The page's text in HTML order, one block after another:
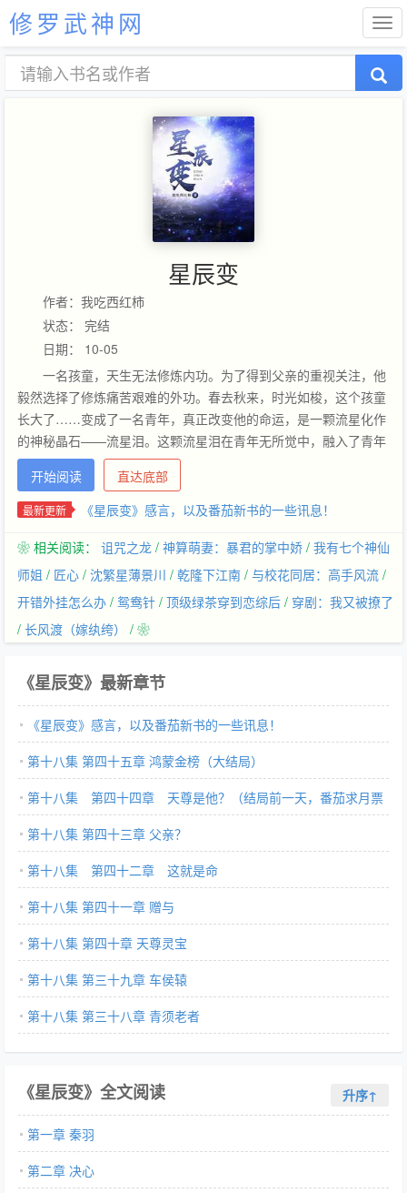
修罗武神网
星辰变
作者：我吃西红柿
状态： 完结
日期： 10-05
一名孩童，天生无法修炼内功。为了得到父亲的重视关注，他
毅然选择了修炼痛苦艰难的外功。春去秋来，时光如梭，这个孩童
长大了……变成了一名青年，真正改变他的命运，是一颗流星化作
的神秘晶石——流星泪。这颗流星泪在青年无所觉中，融入了青年
的体内，青年他也仿佛破茧化蝶一般蜕变……而随之而来的，一切
都发生了变化。而他的父亲也终于知道了他从来没有真正倾注心力
的儿子的惊人实力……
开始阅读 直达底部
最新更新 《星辰变》感言，以及番茄新书的一些讯息！
❀ 相关阅读： 诅咒之龙 / 神算萌妻：暴君的掌中娇 / 我有七个神仙
师姐 / 匠心 / 沈繁星薄景川 / 乾隆下江南 / 与校花同居：高手风流 /
开错外挂怎么办 / 鸳鸯针 / 顶级绿茶穿到恋综后 / 穿剧：我又被撩了
/ 长风渡（嫁纨绔） / ❀
《星辰变》最新章节
《星辰变》感言，以及番茄新书的一些讯息！
第十八集 第四十五章 鸿蒙金榜（大结局）
第十八集 第四十四章 天尊是他？（结局前一天，番茄求月票
～～）
第十八集 第四十三章 父亲？
第十八集 第四十二章 这就是命
第十八集 第四十一章 赠与
第十八集 第四十章 天尊灵宝
第十八集 第三十九章 车侯辕
第十八集 第三十八章 青须老者
《星辰变》全文阅读 升序↑
第一章 秦羽
第二章 决心